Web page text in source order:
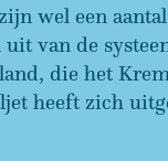
wel een
van de
die het
heeft zich